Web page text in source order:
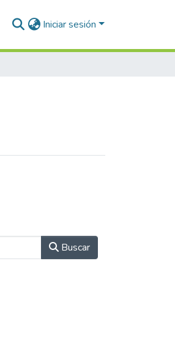
Iniciar sesión
Buscar